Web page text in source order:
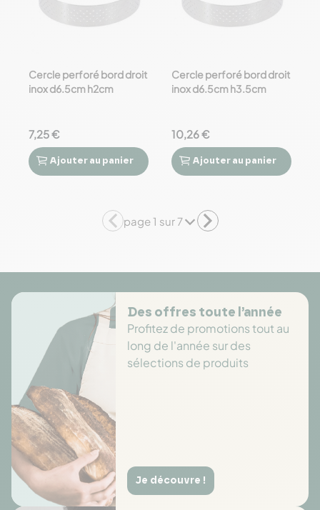
Cercle perforé bord droit
inox d6.5cm h2cm
7,25 €
 
Ajouter au panier
Cercle perforé bord droit
inox d6.5cm h3.5cm
10,26 €
 
Ajouter au panier
page 1 sur 7
Des offres toute l’année
Profitez de promotions tout au
long de l'année sur des
sélections de produits
Je découvre !